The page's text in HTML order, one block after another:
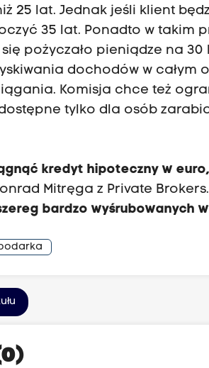
25 lat. Jednak jeśli klient
35 lat. Ponadto w takim
pożyczało pieniądze na
dochodów w całym
Komisja chce też
tylko dla osób
kredyt hipoteczny w
Mitręga z Private
bardzo wyśrubowanych